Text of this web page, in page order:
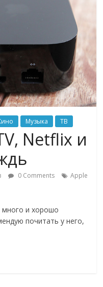
Музыка ТВ
Netflix и
0 Comments
Apple
много и хорошо
почитать у него,